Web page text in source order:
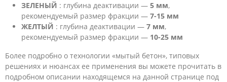
ЗЕЛЕНЫЙ : глубина деактивации — 5 мм,
рекомендуемый размер фракции — 7-15 мм
ЖЕЛТЫЙ : глубина деактивации — 7 мм,
рекомендуемый размер фракции — 10-25 мм
Более подробно о технологии «мытый бетон», типовых
решениях и нюансах ее применения вы можете прочитать в
подробном описании находящемся на данной странице под